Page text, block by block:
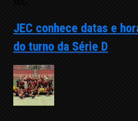
JEC conhece datas e
do turno da Série D